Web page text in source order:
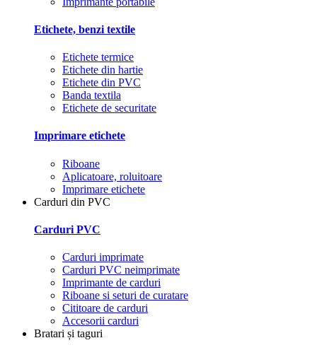
Etichete, benzi textile
Etichete termice
Etichete din hartie
Etichete din PVC
Banda textila
Etichete de securitate
Imprimare etichete
Riboane
Aplicatoare, roluitoare
Imprimare etichete
Carduri din PVC
Carduri PVC
Carduri imprimate
Carduri PVC neimprimate
Imprimante de carduri
Riboane si seturi de curatare
Cititoare de carduri
Accesorii carduri
Bratari și taguri